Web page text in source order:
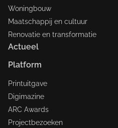
Woningbouw
Maatschappij en cultuur
Renovatie en transformatie
Actueel
Platform
Printuitgave
Digimazine
ARC Awards
Projectbezoeken